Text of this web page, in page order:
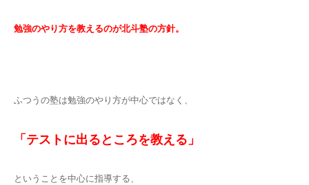
勉強のやり方を教えるのが北斗塾の方針。
ふつうの塾は勉強のやり方が中心ではなく、
「テストに出るところを教える」
ということを中心に指導する、